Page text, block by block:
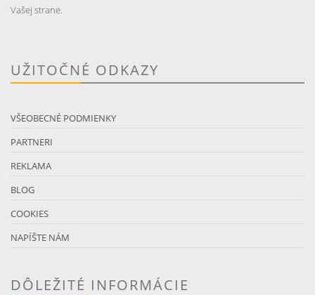
Vašej strane.
UŽITOČNÉ ODKAZY
VŠEOBECNÉ PODMIENKY
PARTNERI
REKLAMA
BLOG
COOKIES
NAPÍŠTE NÁM
DÔLEŽITÉ INFORMÁCIE